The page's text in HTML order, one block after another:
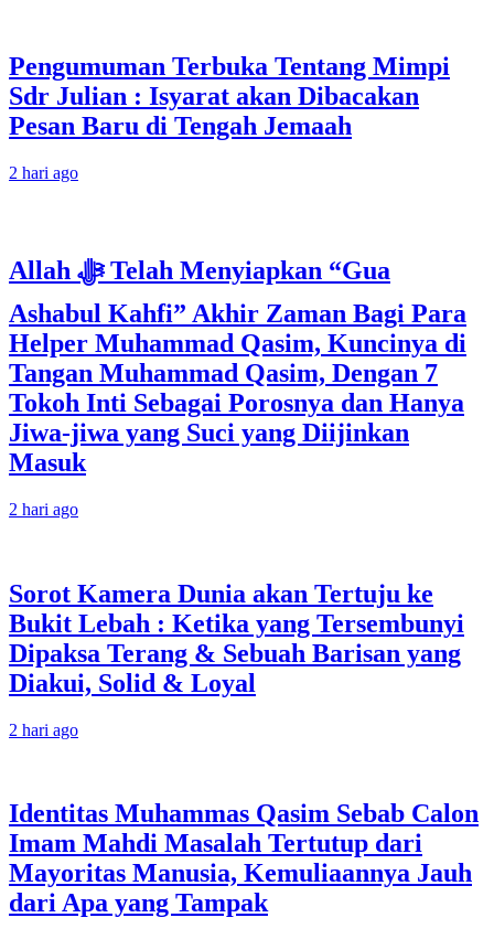
Pengumuman Terbuka Tentang Mimpi
Sdr Julian : Isyarat akan Dibacakan
Pesan Baru di Tengah Jemaah
2 hari ago
Allah ﷻ Telah Menyiapkan “Gua
Ashabul Kahfi” Akhir Zaman Bagi Para
Helper Muhammad Qasim, Kuncinya di
Tangan Muhammad Qasim, Dengan 7
Tokoh Inti Sebagai Porosnya dan Hanya
Jiwa-jiwa yang Suci yang Diijinkan
Masuk
2 hari ago
Sorot Kamera Dunia akan Tertuju ke
Bukit Lebah : Ketika yang Tersembunyi
Dipaksa Terang & Sebuah Barisan yang
Diakui, Solid & Loyal
2 hari ago
Identitas Muhammas Qasim Sebab Calon
Imam Mahdi Masalah Tertutup dari
Mayoritas Manusia, Kemuliaannya Jauh
dari Apa yang Tampak